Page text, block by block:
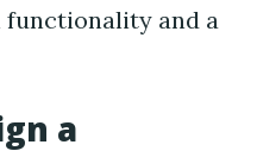
functionality and a
a